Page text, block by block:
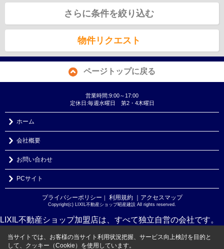
さらに条件を絞り込む
物件リクエスト
ページトップに戻る
営業時間:9:00～17:00
定休日:毎週水曜日 第2・4木曜日
ホーム
会社概要
お問い合わせ
PCサイト
プライバシーポリシー ｜ 利用規約 ｜アクセスマップ
Copyright(c) LIXIL不動産ショップ昭産建設 All rights reserved.
LIXIL不動産ショップ加盟店は、すべて独立自営の会社です。
当サイトでは、お客様の当サイト利用状況把握、サービス向上検討を目的と
して、クッキー（Cookie）を使用しています。